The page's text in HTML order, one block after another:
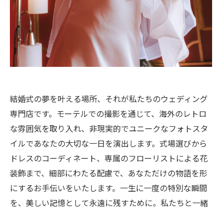
結婚式の夢を叶える場所、それが私たちのウェディング
専門店です。モーテルでの撮影を通じて、海外のレトロ
な雰囲気を取り入れ、非現実的でユニークなフォトスタ
イルであなたの大切な一日を演出します。式場選びから
ドレスのコーディネート、専属のフローリストによる花
装飾まで、細部にわたる配慮で、あなただけの物語を形
にするお手伝いをいたします。一生に一度の特別な瞬間
を、美しい記憶として永遠に残すために。私たちと一緒